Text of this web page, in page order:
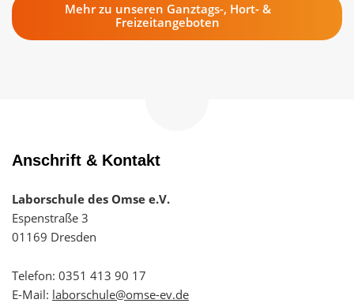
Mehr zu unseren Ganztags-, Hort- &
Freizeitangeboten
Anschrift & Kontakt
Laborschule des Omse e.V.
Espenstraße 3
01169 Dresden
Telefon: 0351 413 90 17
E-Mail: laborschule@omse-ev.de